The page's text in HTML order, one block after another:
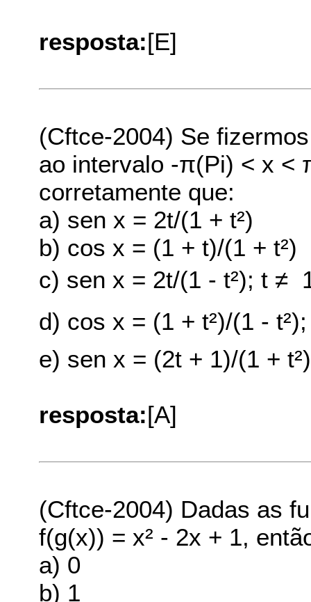
resposta:[E]
(Cftce-2004) Se
ao intervalo -π(Pi) < x <
corretamente que:
a) sen x = 2t/(1 + t²)
b) cos x = (1 + t)/(1 + t²)
c) sen x = 2t/(1 - t²); t ≠ 
d) cos x = (1 + t²)/(1 - t²);
e) sen x = (2t + 1)/(1 + t²)
resposta:[A]
(Cftce-2004) Dadas as
f(g(x)) = x² - 2x + 1,
a) 0
b) 1